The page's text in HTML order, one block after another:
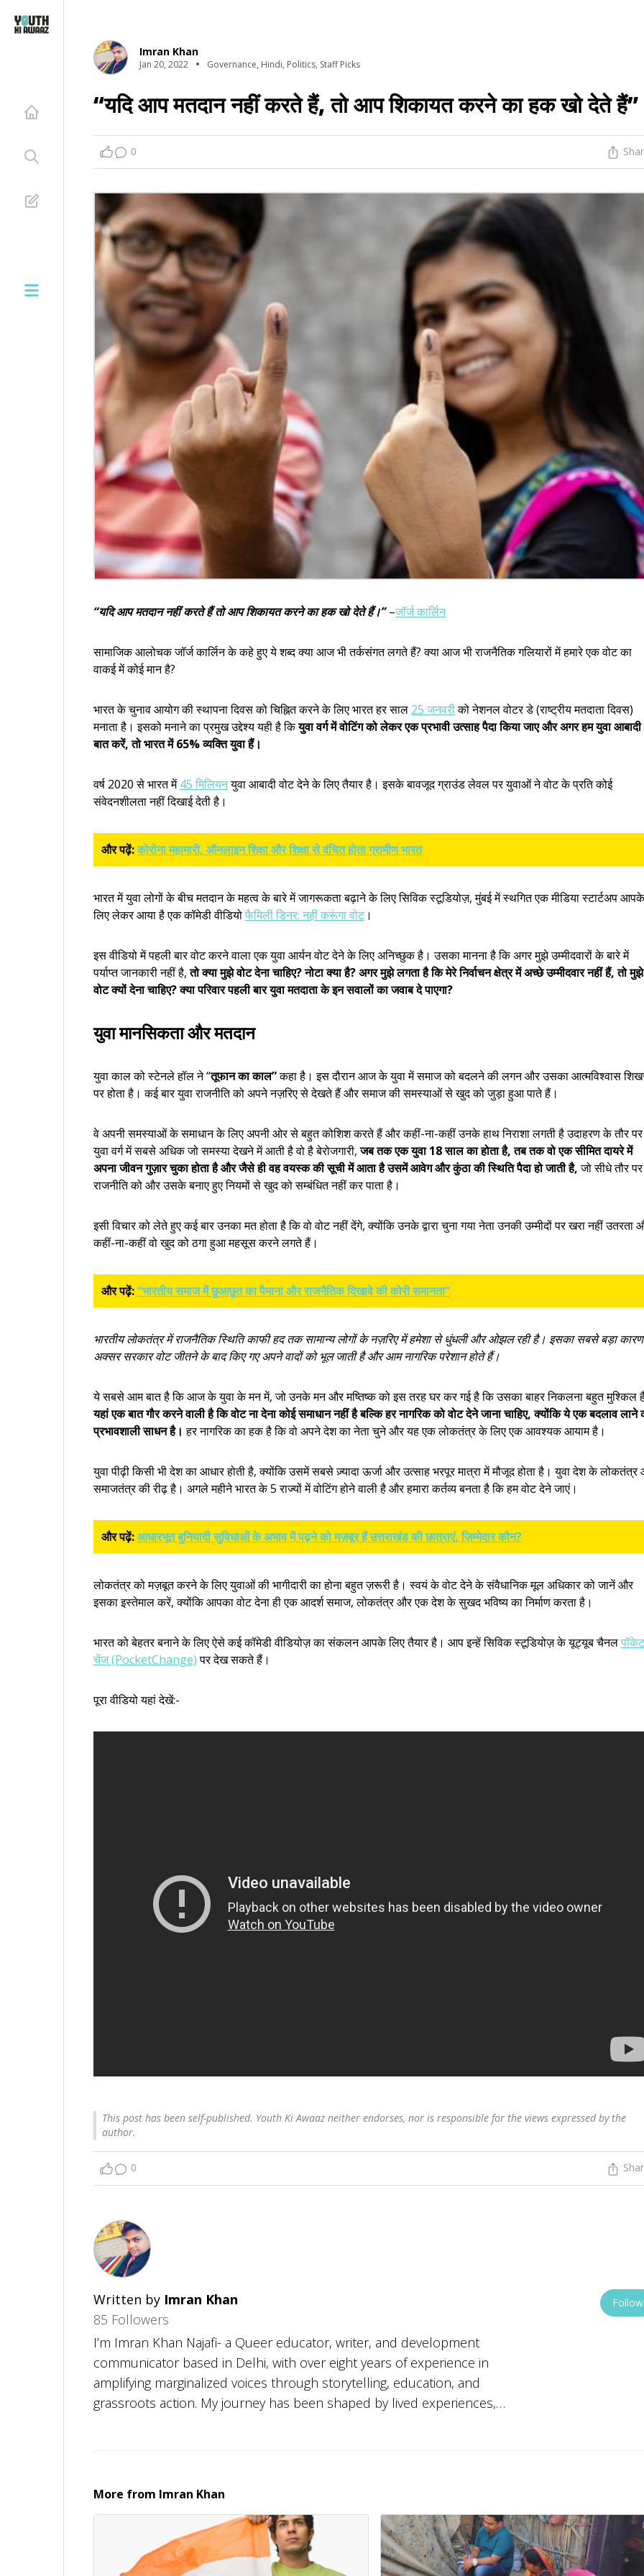
Imran Khan
Jan 20, 2022 Governance, Hindi, Politics, Staff Picks
“यदि आप मतदान नहीं करते हैं, तो आप शिकायत करने का हक खो देते हैं”
0
“यदि आप मतदान नहीं करते हैं तो आप शिकायत करने का हक खो देते हैं।”–जॉर्ज कार्लिन
सामाजिक आलोचक जॉर्ज कार्लिन के कहे हुए ये शब्द क्या आज भी तर्कसंगत लगते हैं? क्या आज भी राजनैतिक गलियारों में हमारे एक वोट का
वाकई में कोई मान है?
भारत के चुनाव आयोग की स्थापना दिवस को चिह्नित करने के लिए भारत हर साल 25 जनवरीको नेशनल वोटर डे (राष्ट्रीय मतदाता दिवस)
मनाता है। इसको मनाने का प्रमुख उद्देश्य यही है कियुवा वर्ग में वोटिंग को लेकर एक प्रभावी उत्साह पैदा किया जाए और अगर हम युवा
बात करें, तो भारत में 65% व्यक्ति युवा हैं।
वर्ष 2020 से भारत में45 मिलियनयुवा आबादी वोट देने के लिए तैयार है। इसके बावजूद ग्राउंड लेवल पर युवाओं ने वोट के प्रति कोई
संवेदनशीलता नहीं दिखाई देती है।
और पढ़ें:कोरोना महामारी, ऑनलाइन शिक्षा और शिक्षा से वंचित होता ग्रामीण भारत
भारत में युवा लोगों के बीच मतदान के महत्व के बारे में जागरूकता बढ़ाने के लिए सिविक स्टूडियोज़, मुंबई में स्थगित एक मीडिया स्टार्टअप आपके
लिए लेकर आया है एक कॉमेडी वीडियोफैमिली डिनर: नहीं करूंगा वोट।
इस वीडियो में पहली बार वोट करने वाला एक युवा आर्यन वोट देने के लिए अनिच्छुक है। उसका मानना है कि अगर मुझे उम्मीदवारों के बारे में
पर्याप्त जानकारी नहीं है,तो क्या मुझे वोट देना चाहिए? नोटा क्या है? अगर मुझे लगता है कि मेरे निर्वाचन क्षेत्र में अच्छे उम्मीदवार नहीं हैं, तो मुझे
वोट क्यों देना चाहिए? क्या परिवार पहली बार युवा मतदाता के इन सवालों का जवाब दे पाएगा?
युवा मानसिकता और मतदान
युवा काल को स्टेनले हॉल ने “तूफान का काल”कहा है। इस दौरान आज के युवा में समाज को बदलने की लगन और उसका आत्मविश्वास
पर होता है। कई बार युवा राजनीति को अपने नज़रिए से देखते हैं और समाज की समस्याओं से खुद को जुड़ा हुआ पाते हैं।
वे अपनी समस्याओं के समाधान के लिए अपनी ओर से बहुत कोशिश करते हैं और कहीं-ना-कहीं उनके हाथ निराशा लगती है उदाहरण के तौर पर
युवा वर्ग में सबसे अधिक जो समस्या देखने में आती है वो है बेरोजगारी,जब तक एक युवा 18 साल का होता है, तब तक वो एक सीमित दायरे में
अपना जीवन गुज़ार चुका होता है और जैसे ही वह वयस्क की सूची में आता है उसमें आवेग और कुंठा की स्थिति पैदा हो जाती है,जो सीधे तौर पर
राजनीति को और उसके बनाए हुए नियमों से खुद को सम्बंधित नहीं कर पाता है।
इसी विचार को लेते हुए कई बार उनका मत होता है कि वो वोट नहीं देंगे, क्योंकि उनके द्वारा चुना गया नेता उनकी उम्मीदों पर खरा नहीं उतरता
कहीं-ना-कहीं वो खुद को ठगा हुआ महसूस करने लगते हैं।
और पढ़ें:“भारतीय समाज में छुआछूत का पैमाना और राजनैतिक दिखावे की कोरी समानता”
भारतीय लोकतंत्र में राजनैतिक स्थिति काफी हद तक सामान्य लोगों के नज़रिए में हमेशा से धुंधली और ओझल रही है। इसका सबसे बड़ा
अक्सर सरकार वोट जीतने के बाद किए गए अपने वादों को भूल जाती है और आम नागरिक परेशान होते हैं।
ये सबसे आम बात है कि आज के युवा के मन में, जो उनके मन और मष्तिष्क को इस तरह घर कर गई है कि उसका बाहर निकलना बहुत मुश्किल
यहां एक बात गौर करने वाली है कि वोट ना देना कोई समाधान नहीं है बल्कि हर नागरिक को वोट देने जाना चाहिए, क्योंकि ये एक बदलाव लाने
प्रभावशाली साधन है। हर नागरिक का हक है कि वो अपने देश का नेता चुने और यह एक लोकतंत्र के लिए एक आवश्यक आयाम है।
युवा पीढ़ी किसी भी देश का आधार होती है, क्योंकि उसमें सबसे ज़्यादा ऊर्जा और उत्साह भरपूर मात्रा में मौजूद होता है। युवा देश के
समाजतंत्र की रीढ़ है। अगले महीने भारत के 5 राज्यों में वोटिंग होने वाली है और हमारा कर्तव्य बनता है कि हम वोट देने जाएं।
और पढ़ें:आधारभूत बुनियादी सुविधाओं के अभाव में पढ़ने को मज़बूर हैं उत्तराखंड की छात्राएं, ज़िम्मेदार कौन?
लोकतंत्र को मज़बूत करने के लिए युवाओं की भागीदारी का होना बहुत ज़रूरी है। स्वयं के वोट देने के संवैधानिक मूल अधिकार को जानें और
इसका इस्तेमाल करें, क्योंकि आपका वोट देना ही एक आदर्श समाज, लोकतंत्र और एक देश के सुखद भविष्य का निर्माण करता है।
भारत को बेहतर बनाने के लिए ऐसे कई कॉमेडी वीडियोज़ का संकलन आपके लिए तैयार है। आप इन्हें सिविक स्टूडियोज़ के यूट्यूब चैनलपॉकेट
चेंज (PocketChange)पर देख सकते हैं।
पूरा वीडियो यहां देखें:-
This post has been self-published. Youth Ki Awaaz neither endorses, nor is responsible for the views expressed by the
author.
0
Written by Imran Khan
85 Followers
I’m Imran Khan Najafi- a Queer educator, writer, and development
communicator based in Delhi, with over eight years of experience in
amplifying marginalized voices through storytelling, education, and
grassroots action. My journey has been shaped by lived experiences,
International. I hold diplomas in Early Childhood Education, Translation,
and Education (B.Ed), which reflect my deep commitment to learning
and teaching across diverse contexts.
Follow
More from Imran Khan